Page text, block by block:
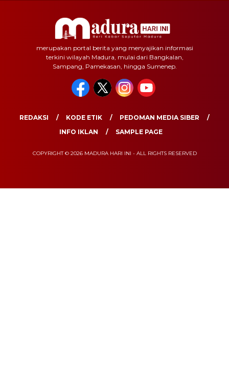
merupakan portal berita yang menyajikan informasi
terkini wilayah Madura, mulai dari Bangkalan,
Sampang, Pamekasan, hingga Sumenep.
REDAKSI KODE ETIK
PEDOMAN MEDIA SIBER
INFO IKLAN
SAMPLE PAGE
COPYRIGHT © 2026 MADURA HARI INI - ALL RIGHTS RESERVED